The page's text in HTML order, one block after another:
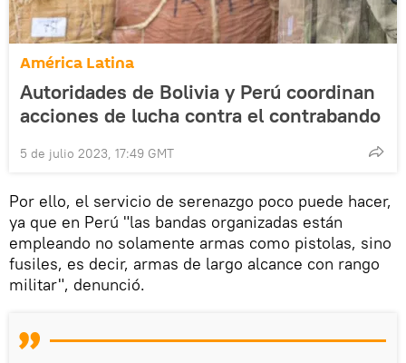
América Latina
Autoridades de Bolivia y Perú coordinan
acciones de lucha contra el contrabando
5 de julio 2023, 17:49 GMT
Por ello, el servicio de serenazgo poco puede hacer,
ya que en Perú "las bandas organizadas están
empleando no solamente armas como pistolas, sino
fusiles, es decir, armas de largo alcance con rango
militar", denunció.